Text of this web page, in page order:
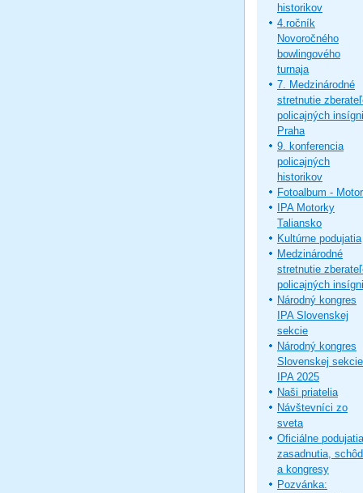
historikov
4.ročník
Novoročného
bowlingového
turnaja
7. Medzinárodné
stretnutie
policajných
Praha
9. konferencia
policajných
historikov
Fotoalbum -
IPA Motorky
Taliansko
Kultúrne podujatia
Medzinárodné
stretnutie
policajných
Národný kongres
IPA Slovenskej
sekcie
Národný kongres
Slovenskej sekcie
IPA 2025
Naši priatelia
Návštevníci zo
sveta
Oficiálne
zasadnutia,
a kongresy
Pozvánka: